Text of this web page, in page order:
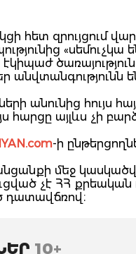
հետ զրույցում
«սեմուչկա
անվտանգությունն
անունից հույս
հարցը այլևս չի
-ի
մեջ
չէ ՀՀ
դատավճռով։
10+